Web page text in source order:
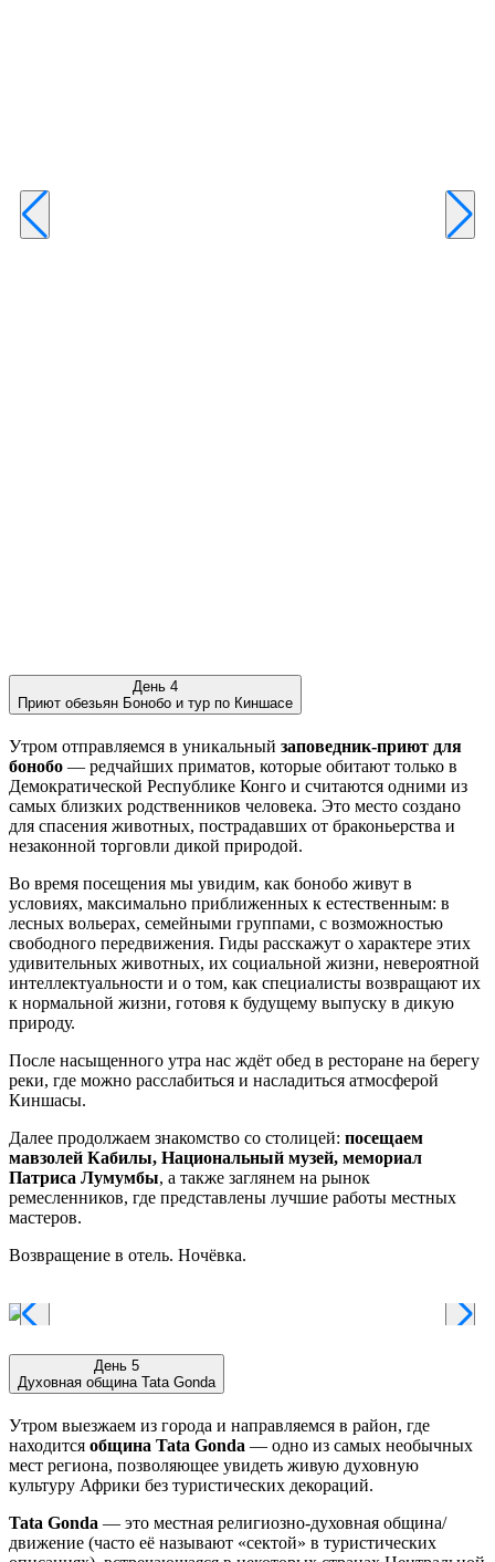
День 4
Приют обезьян Бонобо и тур по Киншасе
Утром отправляемся в уникальный заповедник-приют для
бонобо — редчайших приматов, которые обитают только в
Демократической Республике Конго и считаются одними из
самых близких родственников человека. Это место создано
для спасения животных, пострадавших от браконьерства и
незаконной торговли дикой природой.
Во время посещения мы увидим, как бонобо живут в
условиях, максимально приближенных к естественным: в
лесных вольерах, семейными группами, с возможностью
свободного передвижения. Гиды расскажут о характере этих
удивительных животных, их социальной жизни, невероятной
интеллектуальности и о том, как специалисты возвращают их
к нормальной жизни, готовя к будущему выпуску в дикую
природу.
После насыщенного утра нас ждёт обед в ресторане на берегу
реки, где можно расслабиться и насладиться атмосферой
Киншасы.
Далее продолжаем знакомство со столицей: посещаем
мавзолей Кабилы, Национальный музей, мемориал
Патриса Лумумбы, а также заглянем на рынок
ремесленников, где представлены лучшие работы местных
мастеров.
Возвращение в отель. Ночёвка.
День 5
Духовная община Tata Gonda
Утром выезжаем из города и направляемся в район, где
находится община Tata Gonda — одно из самых необычных
мест региона, позволяющее увидеть живую духовную
культуру Африки без туристических декораций.
Tata Gonda — это местная религиозно-духовная община/
движение (часто её называют «сектой» в туристических